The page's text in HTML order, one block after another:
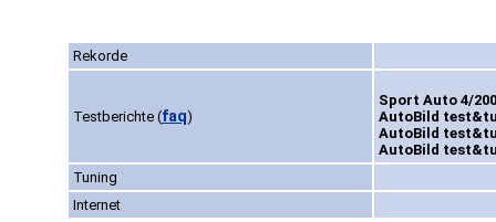
Rekorde
Testberichte (faq)
Sport Auto 4/
AutoBild
AutoBild
AutoBild
Tuning
Internet